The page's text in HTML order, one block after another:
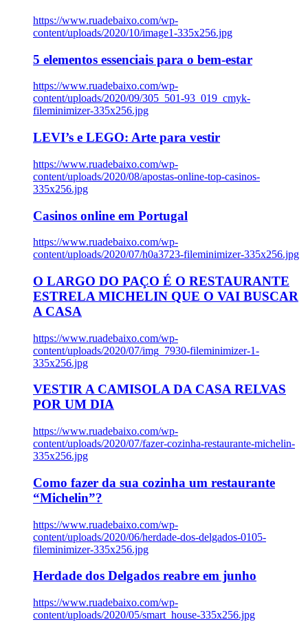
https://www.ruadebaixo.com/wp-
content/uploads/2020/10/image1-335x256.jpg
5 elementos essenciais para o bem-estar
https://www.ruadebaixo.com/wp-
content/uploads/2020/09/305_501-93_019_cmyk-
fileminimizer-335x256.jpg
LEVI’s e LEGO: Arte para vestir
https://www.ruadebaixo.com/wp-
content/uploads/2020/08/apostas-online-top-casinos-
335x256.jpg
Casinos online em Portugal
https://www.ruadebaixo.com/wp-
content/uploads/2020/07/h0a3723-fileminimizer-335x256.jpg
O LARGO DO PAÇO É O RESTAURANTE
ESTRELA MICHELIN QUE O VAI BUSCAR
A CASA
https://www.ruadebaixo.com/wp-
content/uploads/2020/07/img_7930-fileminimizer-1-
335x256.jpg
VESTIR A CAMISOLA DA CASA RELVAS
POR UM DIA
https://www.ruadebaixo.com/wp-
content/uploads/2020/07/fazer-cozinha-restaurante-michelin-
335x256.jpg
Como fazer da sua cozinha um restaurante
“Michelin”?
https://www.ruadebaixo.com/wp-
content/uploads/2020/06/herdade-dos-delgados-0105-
fileminimizer-335x256.jpg
Herdade dos Delgados reabre em junho
https://www.ruadebaixo.com/wp-
content/uploads/2020/05/smart_house-335x256.jpg